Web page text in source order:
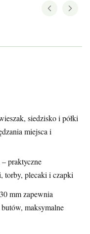
siedzisko i półki
miejsca i
– praktyczne
torby, plecaki i czapki
mm zapewnia
maksymalne